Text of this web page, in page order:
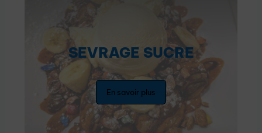
SEVRAGE SUCRE
En savoir plus